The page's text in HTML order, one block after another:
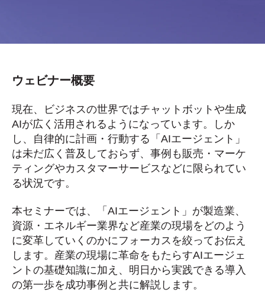
ウェビナー概要
現在、ビジネスの世界ではチャットボットや生成
AIが広く活用されるようになっています。しか
し、自律的に計画・行動する「AIエージェント」
は未だ広く普及しておらず、事例も販売・マーケ
ティングやカスタマーサービスなどに限られてい
る状況です。
本セミナーでは、「AIエージェント」が製造業、
資源・エネルギー業界など産業の現場をどのよう
に変革していくのかにフォーカスを絞ってお伝え
します。産業の現場に革命をもたらすAIエージェ
ントの基礎知識に加え、明日から実践できる導入
の第一歩を成功事例と共に解説します。